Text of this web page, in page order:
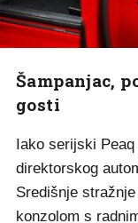
Šampanjac,
gosti
Iako serijski
direktorskog
Središnje
konzolom s